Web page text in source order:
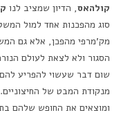
קולהאס, הדיון שמציב לנו
סוג מהפכנות אחד למול
מק'מרפי מהפכן, אלא גם
הסגור ולא לצאת לעולם
שום דבר שעשוי להפריע
מנקודת המבט של
ומוצאים את החופש שלהם